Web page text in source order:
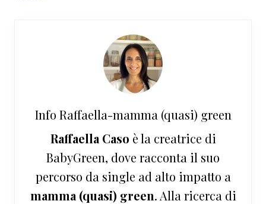
Info Raffaella-mamma (quasi) green
Raffaella Caso è la creatrice di
BabyGreen, dove racconta il suo
percorso da single ad alto impatto a
mamma (quasi) green. Alla ricerca di